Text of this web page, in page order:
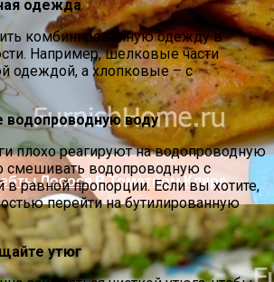
Красиво, Удобно: 7
Идей Для Хранения
Маникюр В Клетку
Лосося В Томатном Кляре
одежда
комбинированную одежду в
Например, шелковые части
одеждой, а хлопковые – с
водопроводную воду
плохо реагируют на водопроводную
смешивать водопроводную с
в равной пропорции. Если вы хотите,
перейти на бутилированную
утюг